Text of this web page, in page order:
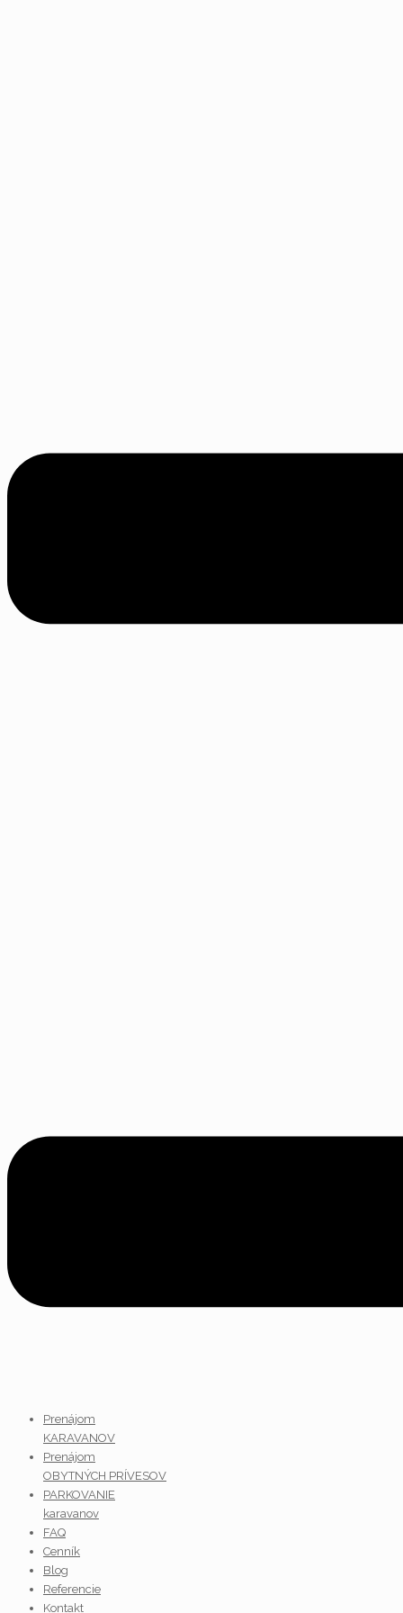
Prenájom
KARAVANOV
Prenájom
OBYTNÝCH PRÍVESOV
PARKOVANIE
karavanov
FAQ
Cenník
Blog
Referencie
Kontakt